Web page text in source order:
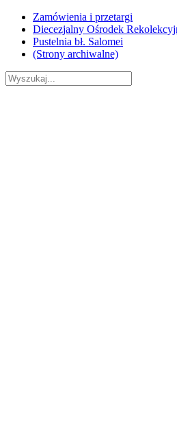
Skip
content
Zamówienia i przetargi
Diecezjalny Ośrodek
Pustelnia bł. Salomei
(Strony archiwalne)